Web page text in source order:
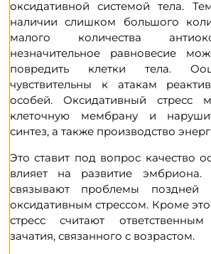
оксидативной системой тела.
наличии слишком большого
малого количества
незначительное равновесие
повредить клетки тела.
чувствительны к атакам
особей. Оксидативный стресс
клеточную мембрану и
синтез, а также производство
Это ставит под вопрос качество
влияет на развитие эмбриона.
связывают проблемы поздней
оксидативным стрессом. Кроме
стресс считают
зачатия, связанного с возрастом.